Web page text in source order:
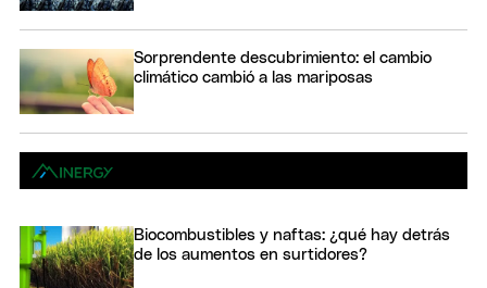
Sorprendente descubrimiento: el cambio
climático cambió a las mariposas
Biocombustibles y naftas: ¿qué hay detrás
de los aumentos en surtidores?